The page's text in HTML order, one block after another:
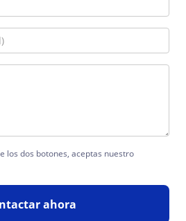
los dos botones, aceptas nuestro
ahora